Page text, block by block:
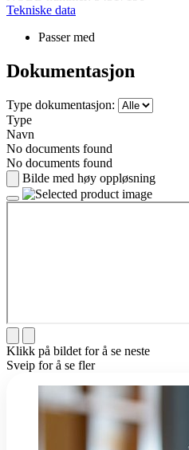
Tekniske data
Passer med
Dokumentasjon
Type dokumentasjon:
Type
Navn
No documents found
No documents found
Bilde med høy oppløsning
Klikk på bildet for å se neste
Sveip for å se fler